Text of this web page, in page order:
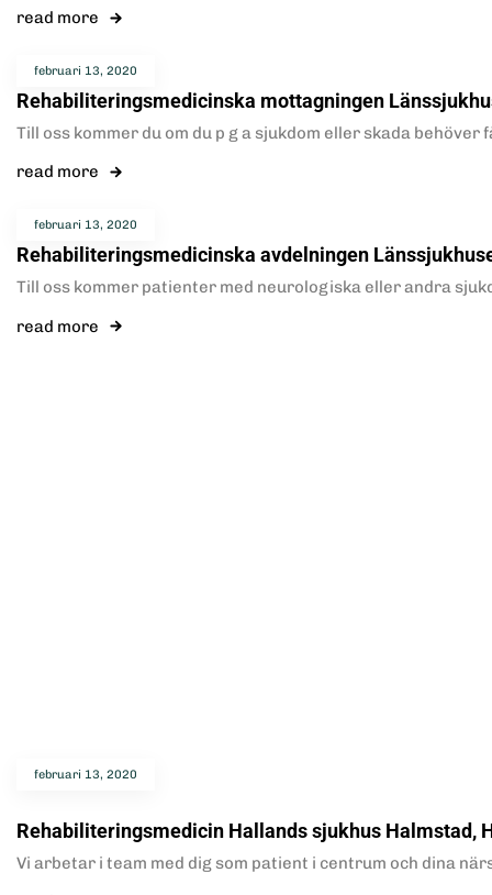
read more
februari 13, 2020
Rehabiliteringsmedicinska mottagningen
Till oss kommer du om du p g a sjukdom eller skada
read more
februari 13, 2020
Rehabiliteringsmedicinska avdelningen
Till oss kommer patienter med neurologiska eller andra
read more
februari 13, 2020
Rehabiliteringsmedicin Hallands sjukhus Halmstad,
Vi arbetar i team med dig som patient i centrum och dina